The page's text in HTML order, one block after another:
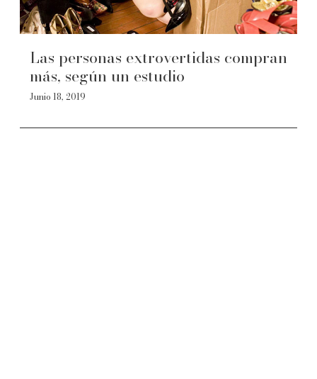
Las personas extrovertidas compran
más, según un estudio
Junio 18, 2019